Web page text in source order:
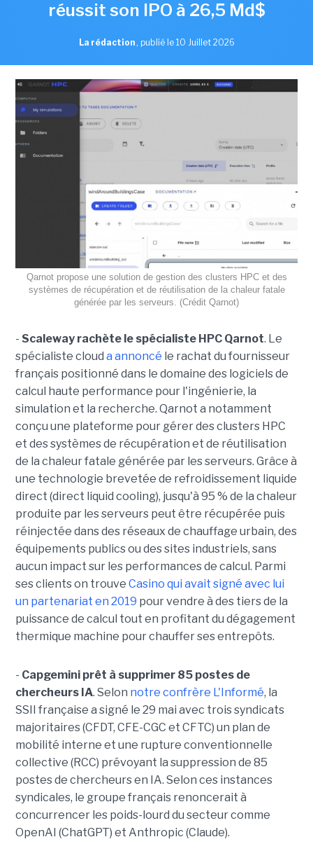
réussit son IPO à 26,5 Md$
La rédaction , publié le 10 Juillet 2026
Qarnot propose une solution de gestion des clusters HPC et des
systèmes de récupération et de réutilisation de la chaleur fatale
générée par les serveurs. (Crédit Qarnot)
- Scaleway rachète le spécialiste HPC Qarnot. Le
spécialiste cloud a annoncé le rachat du fournisseur
français positionné dans le domaine des logiciels de
calcul haute performance pour l'ingénierie, la
simulation et la recherche. Qarnot a notamment
conçu une plateforme pour gérer des clusters HPC
et des systèmes de récupération et de réutilisation
de la chaleur fatale générée par les serveurs. Grâce à
une technologie brevetée de refroidissement liquide
direct (direct liquid cooling), jusqu'à 95 % de la chaleur
produite par les serveurs peut être récupérée puis
réinjectée dans des réseaux de chauffage urbain, des
équipements publics ou des sites industriels, sans
aucun impact sur les performances de calcul. Parmi
ses clients on trouve Casino qui avait signé avec lui
un partenariat en 2019 pour vendre à des tiers de la
puissance de calcul tout en profitant du dégagement
thermique machine pour chauffer ses entrepôts.
- Capgemini prêt à supprimer 85 postes de
chercheurs IA. Selon notre confrère L'Informé, la
SSII française a signé le 29 mai avec trois syndicats
majoritaires (CFDT, CFE-CGC et CFTC) un plan de
mobilité interne et une rupture conventionnelle
collective (RCC) prévoyant la suppression de 85
postes de chercheurs en IA. Selon ces instances
syndicales, le groupe français renoncerait à
concurrencer les poids-lourd du secteur comme
OpenAI (ChatGPT) et Anthropic (Claude).